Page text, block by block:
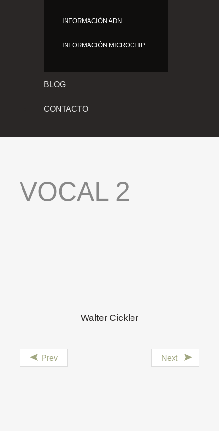
INFORMACIÓN ADN
INFORMACIÓN MICROCHIP
BLOG
CONTACTO
VOCAL 2
Walter Cickler
Prev Next